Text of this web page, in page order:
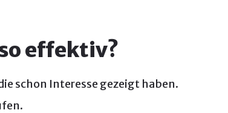
effektiv?
schon Interesse gezeigt haben.